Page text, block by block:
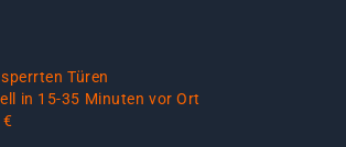
Türen
in 15-35 Minuten vor Ort
€